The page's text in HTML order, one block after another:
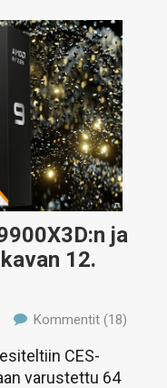
ja
12.
Kommentit (18)
CES-
varustettu 64